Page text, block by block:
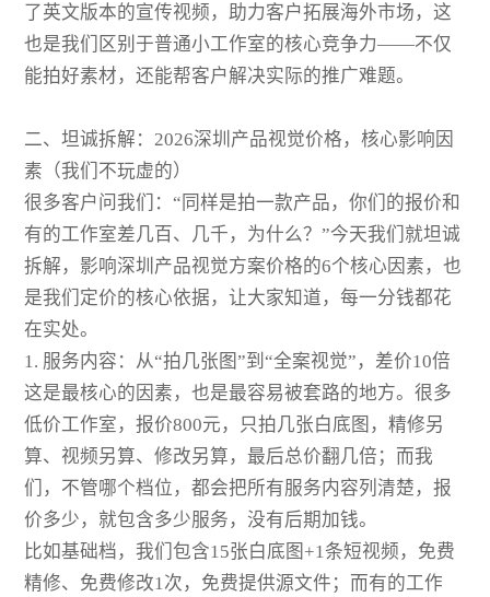
了英文版本的宣传视频，助力客户拓展海外市场，这
也是我们区别于普通小工作室的核心竞争力——不仅
能拍好素材，还能帮客户解决实际的推广难题。
二、坦诚拆解：2026深圳产品视觉价格，核心影响因
素（我们不玩虚的）
很多客户问我们：“同样是拍一款产品，你们的报价和
有的工作室差几百、几千，为什么？”今天我们就坦诚
拆解，影响深圳产品视觉方案价格的6个核心因素，也
是我们定价的核心依据，让大家知道，每一分钱都花
在实处。
1. 服务内容：从“拍几张图”到“全案视觉”，差价10倍
这是最核心的因素，也是最容易被套路的地方。很多
低价工作室，报价800元，只拍几张白底图，精修另
算、视频另算、修改另算，最后总价翻几倍；而我
们，不管哪个档位，都会把所有服务内容列清楚，报
价多少，就包含多少服务，没有后期加钱。
比如基础档，我们包含15张白底图+1条短视频，免费
精修、免费修改1次，免费提供源文件；而有的工作